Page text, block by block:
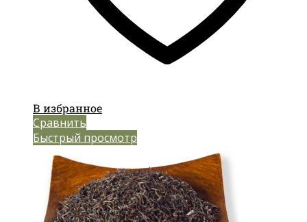
В избранное
Сравнить
Быстрый просмотр